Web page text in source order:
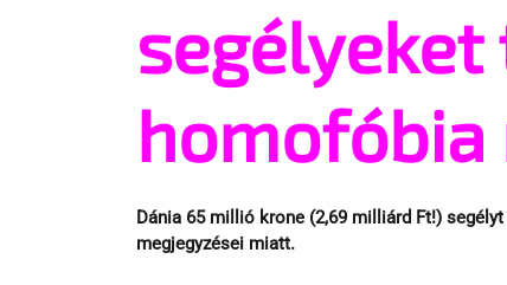
Dánia 65 millió krone (2,69 milliárd Ft!)
megjegyzései miatt.